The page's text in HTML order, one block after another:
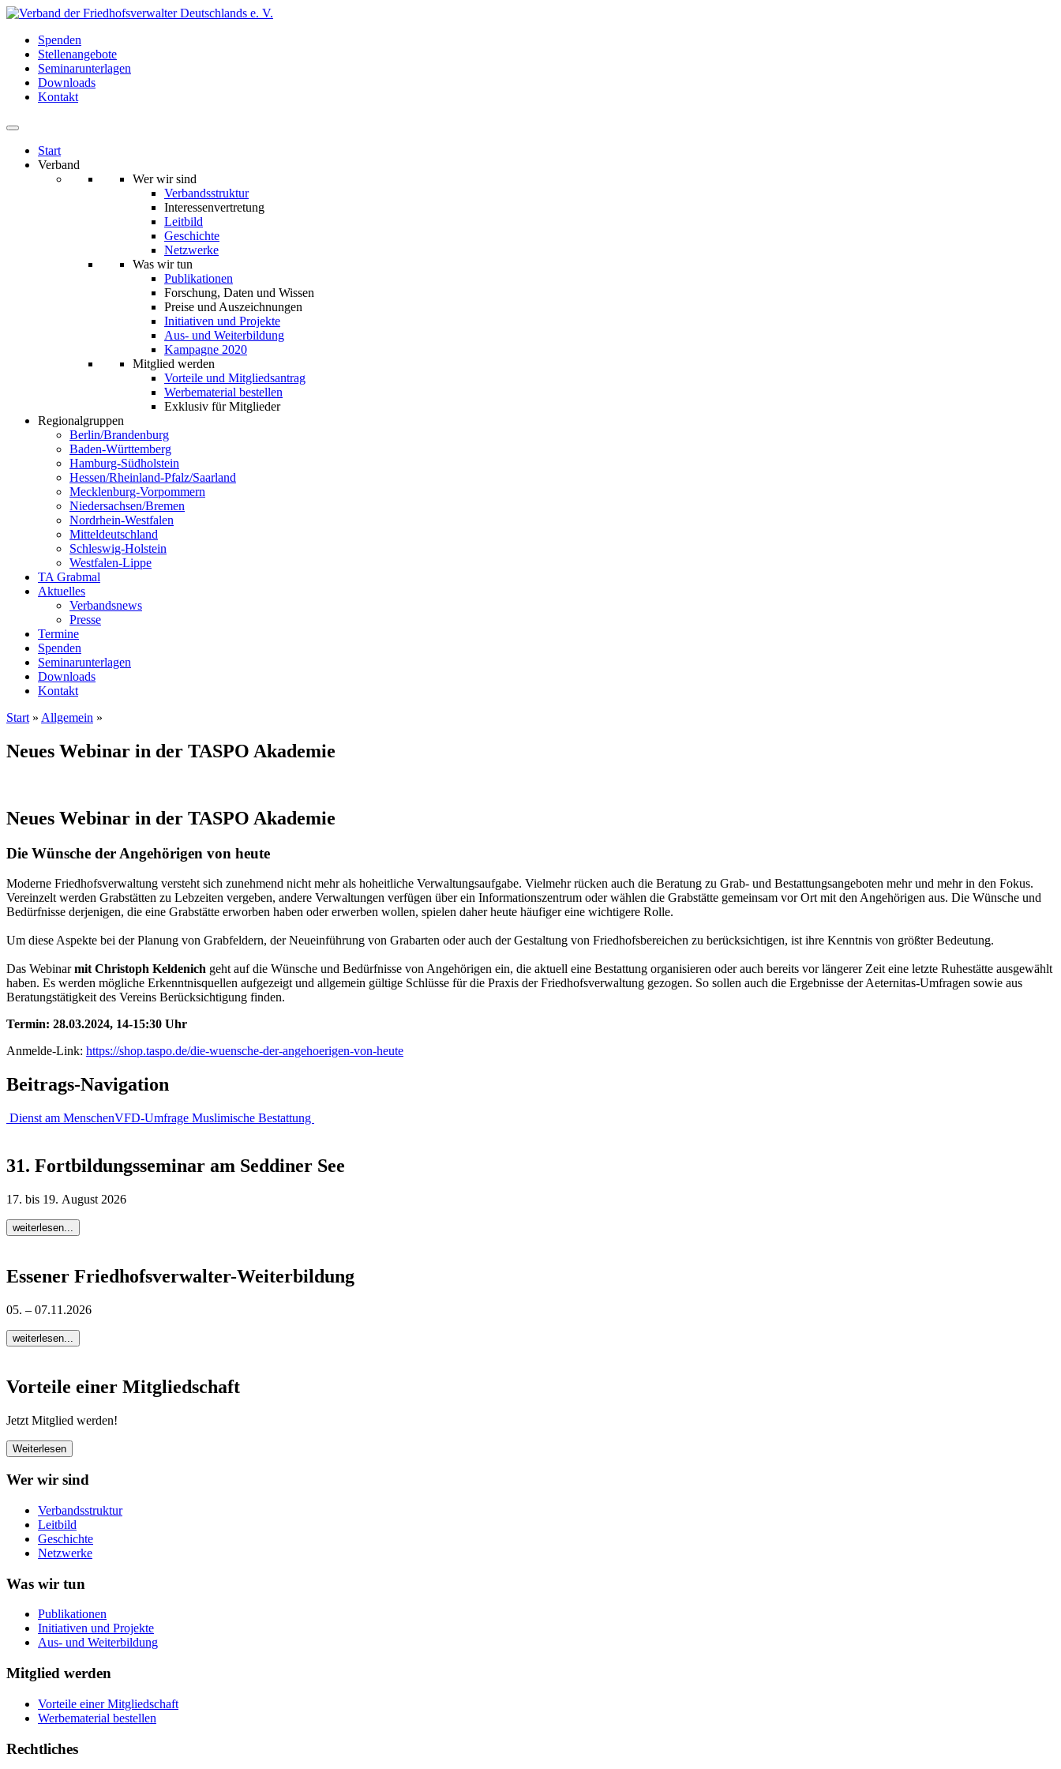
Spenden
Stellenangebote
Seminarunterlagen
Downloads
Kontakt
Start
Verband
Wer wir sind
Verbandsstruktur
Interessenvertretung
Leitbild
Geschichte
Netzwerke
Was wir tun
Publikationen
Forschung, Daten und Wissen
Preise und Auszeichnungen
Initiativen und Projekte
Aus- und Weiterbildung
Kampagne 2020
Mitglied werden
Vorteile und Mitgliedsantrag
Werbematerial bestellen
Exklusiv für Mitglieder
Regionalgruppen
Berlin/Brandenburg
Baden-Württemberg
Hamburg-Südholstein
Hessen/Rheinland-Pfalz/Saarland
Mecklenburg-Vorpommern
Niedersachsen/Bremen
Nordrhein-Westfalen
Mitteldeutschland
Schleswig-Holstein
Westfalen-Lippe
TA Grabmal
Aktuelles
Verbandsnews
Presse
Termine
Spenden
Seminarunterlagen
Downloads
Kontakt
Start » Allgemein »
Neues Webinar in der TASPO Akademie
Neues Webinar in der TASPO Akademie
Die Wünsche der Angehörigen von heute
Moderne Friedhofsverwaltung versteht sich zunehmend nicht mehr als hoheitliche Verwaltungsaufgabe. Vielmehr rücken auch die Beratung zu Grab- und Bestattungsangeboten mehr und mehr in den Fokus.
Vereinzelt werden Grabstätten zu Lebzeiten vergeben, andere Verwaltungen verfügen über ein Informationszentrum oder wählen die Grabstätte gemeinsam vor Ort mit den Angehörigen aus. Die Wünsche und
Bedürfnisse derjenigen, die eine Grabstätte erworben haben oder erwerben wollen, spielen daher heute häufiger eine wichtigere Rolle.
Um diese Aspekte bei der Planung von Grabfeldern, der Neueinführung von Grabarten oder auch der Gestaltung von Friedhofsbereichen zu berücksichtigen, ist ihre Kenntnis von größter Bedeutung.
Das Webinarmit Christoph Keldenich geht auf die Wünsche und Bedürfnisse von Angehörigen ein, die aktuell eine Bestattung organisieren oder auch bereits vor längerer Zeit eine letzte Ruhestätte ausgewählt
haben. Es werden mögliche Erkenntnisquellen aufgezeigt und allgemein gültige Schlüsse für die Praxis der Friedhofsverwaltung gezogen. So sollen auch die Ergebnisse der Aeternitas-Umfragen sowie aus
Beratungstätigkeit des Vereins Berücksichtigung finden.
Termin: 28.03.2024, 14-15:30 Uhr
Anmelde-Link: https://shop.taspo.de/die-wuensche-der-angehoerigen-von-heute
Beitrags-Navigation
Dienst am MenschenVFD-Umfrage Muslimische Bestattung
31. Fortbildungsseminar am Seddiner See
17. bis 19. August 2026
weiterlesen...
Essener Friedhofsverwalter-Weiterbildung
05. – 07.11.2026
weiterlesen...
Vorteile einer Mitgliedschaft
Jetzt Mitglied werden!
Weiterlesen
Wer wir sind
Verbandsstruktur
Leitbild
Geschichte
Netzwerke
Was wir tun
Publikationen
Initiativen und Projekte
Aus- und Weiterbildung
Mitglied werden
Vorteile einer Mitgliedschaft
Werbematerial bestellen
Rechtliches